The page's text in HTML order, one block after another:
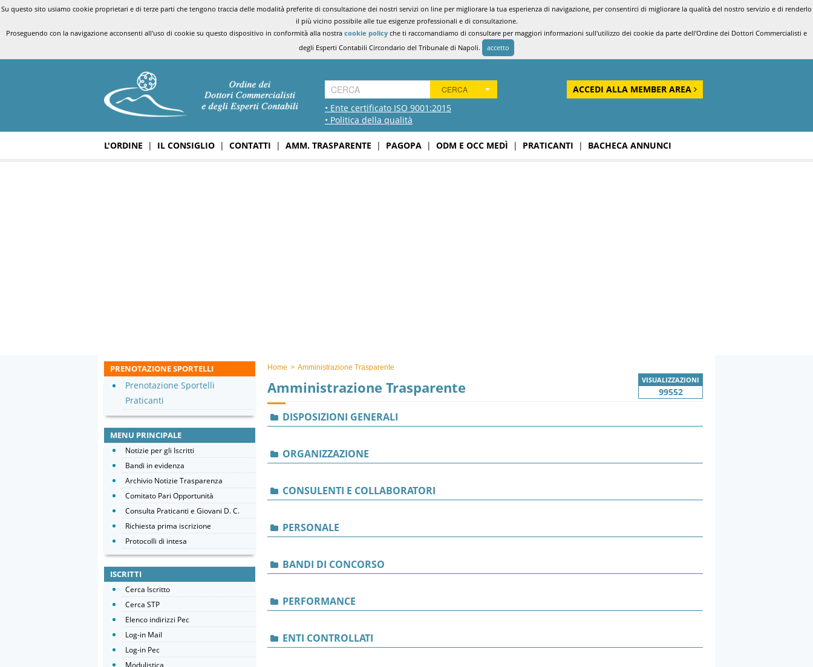
Su questo sito usiamo cookie proprietari e di terze parti che tengono traccia delle modalità preferite di consultazione dei nostri servizi on line per migliorare la tua esperienza di navigazione, per consentirci di migliorare la qualità del nostro servizio e di renderlo
il più vicino possibile alle tue esigenze professionali e di consultazione.
Proseguendo con la navigazione acconsenti all'uso di cookie su questo dispositivo in conformità alla nostra cookie policy che ti raccomandiamo di consultare per maggiori informazioni sull'utilizzo dei cookie da parte dell'Ordine dei Dottori Commercialisti e
degli Esperti Contabili Circondario del Tribunale di Napoli.
accetto
• Ente certificato ISO 9001:2015
• Politica della qualità
CERCA ACCEDI ALLA MEMBER AREA
L'ORDINE | IL CONSIGLIO | CONTATTI | AMM. TRASPARENTE | PAGOPA | ODM E OCC MEDÌ | PRATICANTI | BACHECA ANNUNCI
Home > Amministrazione Trasparente
Amministrazione Trasparente VISUALIZZAZIONI
99552
DISPOSIZIONI GENERALI
ORGANIZZAZIONE
CONSULENTI E COLLABORATORI
PERSONALE
BANDI DI CONCORSO
PERFORMANCE
ENTI CONTROLLATI
PRENOTAZIONE SPORTELLI
Prenotazione Sportelli
Praticanti
MENU PRINCIPALE
Notizie per gli Iscritti
Bandi in evidenza
Archivio Notizie Trasparenza
Comitato Pari Opportunità
Consulta Praticanti e Giovani D. C.
Richiesta prima iscrizione
Protocolli di intesa
ISCRITTI
Cerca Iscritto
Cerca STP
Elenco indirizzi Pec
Log-in Mail
Log-in Pec
Modulistica